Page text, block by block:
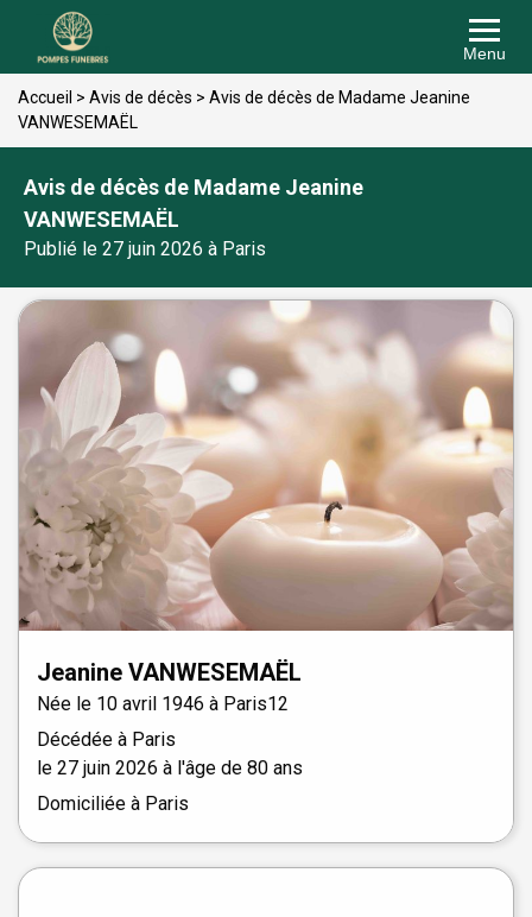
Menu
Accueil > Avis de décès > Avis de décès de Madame Jeanine
VANWESEMAËL
Avis de décès de Madame Jeanine
VANWESEMAËL
Publié le 27 juin 2026 à Paris
Jeanine VANWESEMAËL
Née le 10 avril 1946 à Paris12
Décédée à Paris
le 27 juin 2026 à l'âge de 80 ans
Domiciliée à Paris